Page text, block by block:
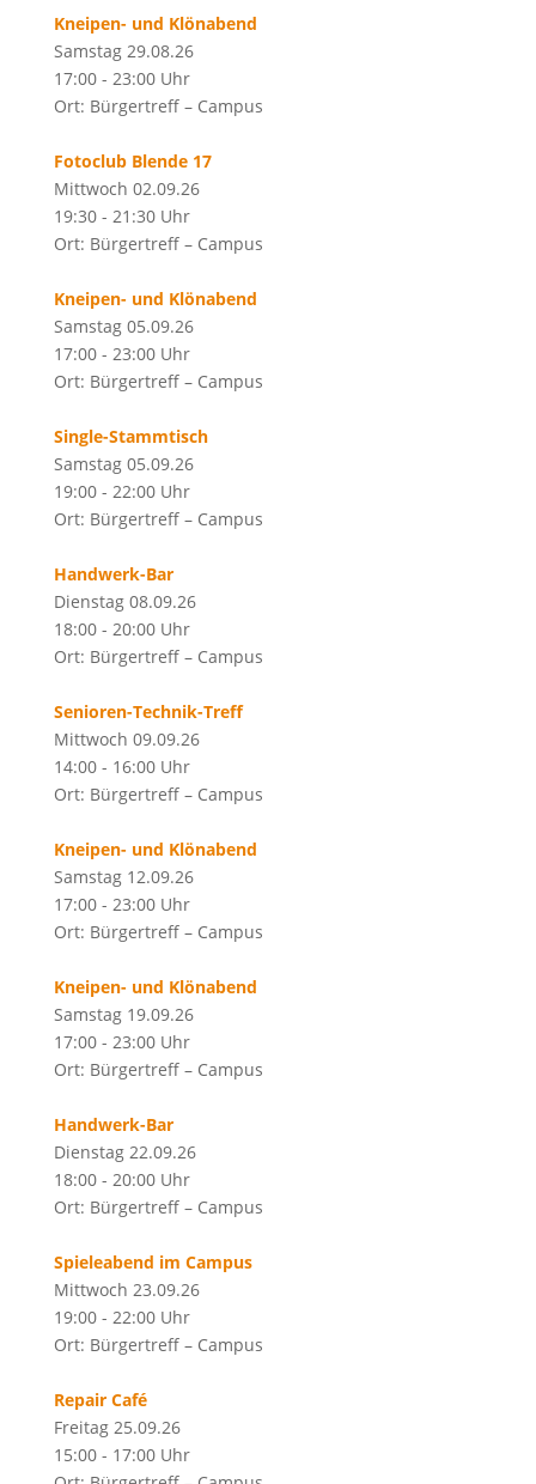
Kneipen- und Klönabend
Samstag 29.08.26
17:00 - 23:00 Uhr
Ort: Bürgertreff – Campus
Fotoclub Blende 17
Mittwoch 02.09.26
19:30 - 21:30 Uhr
Ort: Bürgertreff – Campus
Kneipen- und Klönabend
Samstag 05.09.26
17:00 - 23:00 Uhr
Ort: Bürgertreff – Campus
Single-Stammtisch
Samstag 05.09.26
19:00 - 22:00 Uhr
Ort: Bürgertreff – Campus
Handwerk-Bar
Dienstag 08.09.26
18:00 - 20:00 Uhr
Ort: Bürgertreff – Campus
Senioren-Technik-Treff
Mittwoch 09.09.26
14:00 - 16:00 Uhr
Ort: Bürgertreff – Campus
Kneipen- und Klönabend
Samstag 12.09.26
17:00 - 23:00 Uhr
Ort: Bürgertreff – Campus
Kneipen- und Klönabend
Samstag 19.09.26
17:00 - 23:00 Uhr
Ort: Bürgertreff – Campus
Handwerk-Bar
Dienstag 22.09.26
18:00 - 20:00 Uhr
Ort: Bürgertreff – Campus
Spieleabend im Campus
Mittwoch 23.09.26
19:00 - 22:00 Uhr
Ort: Bürgertreff – Campus
Repair Café
Freitag 25.09.26
15:00 - 17:00 Uhr